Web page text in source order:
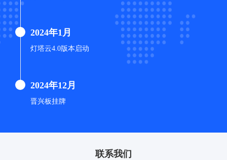
2024年1月
灯塔云4.0版本启动
2024年12月
晋兴板挂牌
联系我们